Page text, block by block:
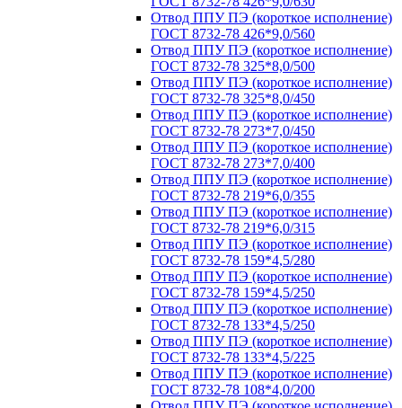
Отвод ППУ ПЭ (короткое исполнение)
ГОСТ 8732-78 426*9,0/560
Отвод ППУ ПЭ (короткое исполнение)
ГОСТ 8732-78 325*8,0/500
Отвод ППУ ПЭ (короткое исполнение)
ГОСТ 8732-78 325*8,0/450
Отвод ППУ ПЭ (короткое исполнение)
ГОСТ 8732-78 273*7,0/450
Отвод ППУ ПЭ (короткое исполнение)
ГОСТ 8732-78 273*7,0/400
Отвод ППУ ПЭ (короткое исполнение)
ГОСТ 8732-78 219*6,0/355
Отвод ППУ ПЭ (короткое исполнение)
ГОСТ 8732-78 219*6,0/315
Отвод ППУ ПЭ (короткое исполнение)
ГОСТ 8732-78 159*4,5/280
Отвод ППУ ПЭ (короткое исполнение)
ГОСТ 8732-78 159*4,5/250
Отвод ППУ ПЭ (короткое исполнение)
ГОСТ 8732-78 133*4,5/250
Отвод ППУ ПЭ (короткое исполнение)
ГОСТ 8732-78 133*4,5/225
Отвод ППУ ПЭ (короткое исполнение)
ГОСТ 8732-78 108*4,0/200